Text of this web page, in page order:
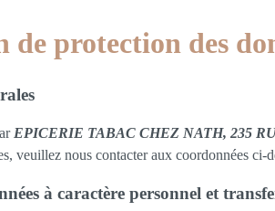
de protection des
EPICERIE TABAC CHEZ NATH, 235
veuillez nous contacter aux coordonnées ci-
à caractère personnel et